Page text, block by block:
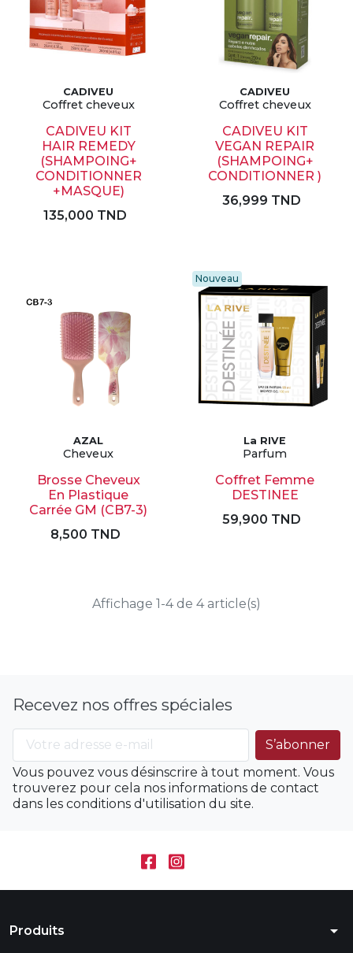
CADIVEU
Coffret cheveux
CADIVEU KIT
HAIR REMEDY
(SHAMPOING+
CONDITIONNER
+MASQUE)
135,000 TND
CADIVEU
Coffret cheveux
CADIVEU KIT
VEGAN REPAIR
(SHAMPOING+
CONDITIONNER )
36,999 TND
AZAL
Cheveux
Brosse Cheveux
En Plastique
Carrée GM (CB7-3)
8,500 TND
Nouveau
La RIVE
Parfum
Coffret Femme
DESTINEE
59,900 TND
Affichage 1-4 de 4 article(s)
Recevez nos offres spéciales
Vous pouvez vous désinscrire à tout moment. Vous
trouverez pour cela nos informations de contact
dans les conditions d'utilisation du site.
Produits arrow_drop_down